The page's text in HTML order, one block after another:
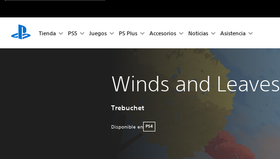
Tienda PS5 Juegos PS Plus Accesorios Noticias Asistencia
Winds and Leaves
Trebuchet
Disponible en PS4